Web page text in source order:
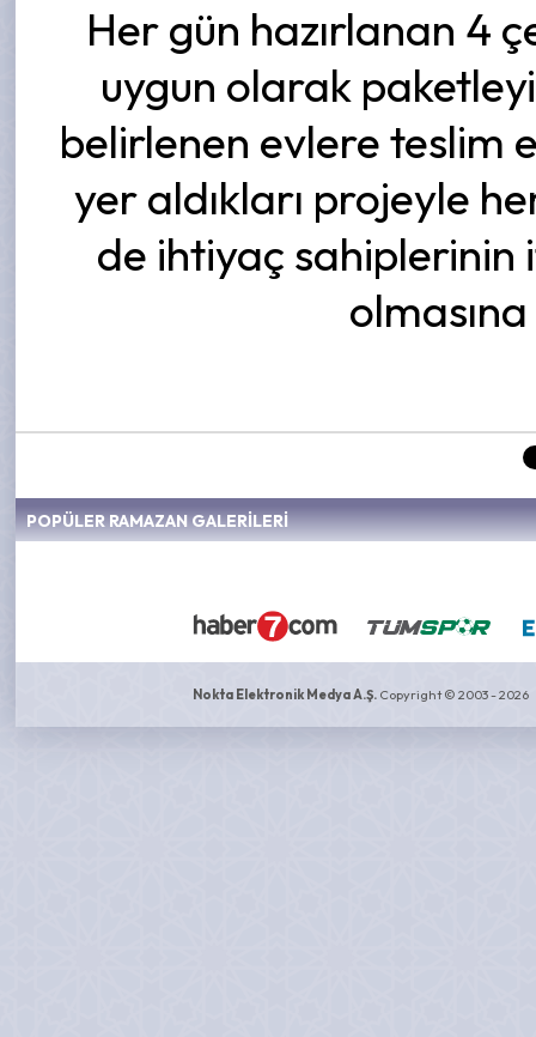
Her gün hazırlanan 4
uygun olarak
belirlenen evlere teslim
yer aldıkları projeyle
de ihtiyaç sahiplerinin
POPÜLER RAMAZAN GALERİLERİ
Nokta Elektronik Medya A.Ş. Copyright © 2003 - 2026